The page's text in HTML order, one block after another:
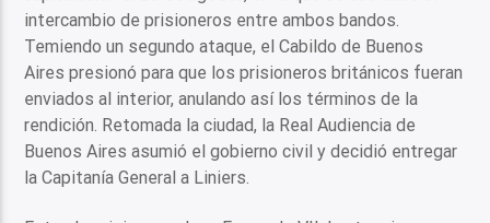
intercambio de prisioneros entre ambos bandos.
Temiendo un segundo ataque, el Cabildo de Buenos
Aires presionó para que los prisioneros británicos fueran
enviados al interior, anulando así los términos de la
rendición. Retomada la ciudad, la Real Audiencia de
Buenos Aires asumió el gobierno civil y decidió entregar
la Capitanía General a Liniers.